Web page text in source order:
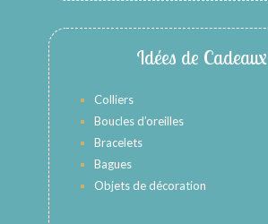
Idées de Cadeaux
Colliers
Boucles d’oreilles
Bracelets
Bagues
Objets de décoration